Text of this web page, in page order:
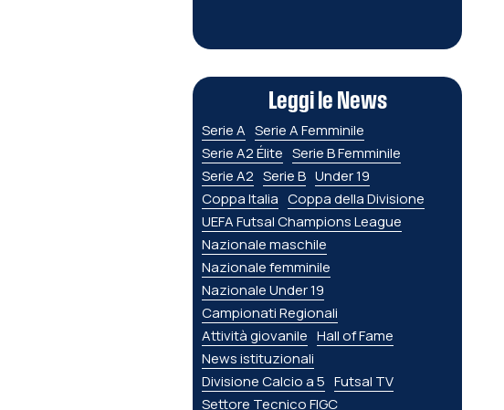
Leggi le News
Serie A Serie A Femminile
Serie A2 Élite Serie B Femminile
Serie A2 Serie B Under 19
Coppa Italia Coppa della Divisione
UEFA Futsal Champions League
Nazionale maschile
Nazionale femminile
Nazionale Under 19
Campionati Regionali
Attività giovanile Hall of Fame
News istituzionali
Divisione Calcio a 5 Futsal TV
Settore Tecnico FIGC